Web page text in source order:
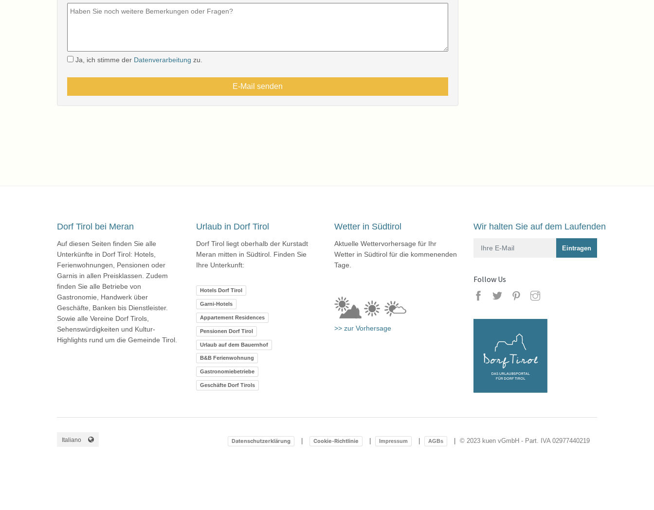
Ja, ich stimme der Datenverarbeitung zu.
Schwimmbad
Dorf Tirol bei Meran
Auf diesen Seiten finden Sie alle
Unterkünfte in Dorf Tirol: Hotels,
Ferienwohnungen, Pensionen oder
Garnis in allen Preisklassen. Zudem
finden Sie alle Betriebe von
Gastronomie, Handwerk über
Geschäfte, Banken bis Dienstleister.
Sowie alle Vereine Dorf Tirols,
Sehenswürdigkeiten und Kultur-
Highlights rund um die Gemeinde Tirol.
Urlaub in Dorf Tirol
Dorf Tirol liegt oberhalb der Kurstadt
Meran mitten in Südtirol. Finden Sie
Ihre Unterkunft:
Hotels Dorf Tirol
Garni-Hotels
Appartement Residences
Pensionen Dorf Tirol
Urlaub auf dem Bauernhof
B&B Ferienwohnung
Gastronomiebetriebe
Geschäfte Dorf Tirols
Wetter in Südtirol
Aktuelle Wettervorhersage für Ihr
Wetter in Südtirol für die kommenenden
Tage.
>> zur Vorhersage
Wir halten Sie auf dem Laufenden
Follow Us
Datenschutzerklärung Cookie-Richtlinie Impressum AGBs © 2023 kuen vGmbH - Part. IVA 02977440219